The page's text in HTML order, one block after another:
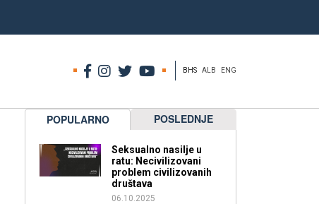
BHS ALB ENG
POPULARNO POSLEDNJE
Seksualno nasilje u
ratu: Necivilizovani
problem civilizovanih
društava
06.10.2025